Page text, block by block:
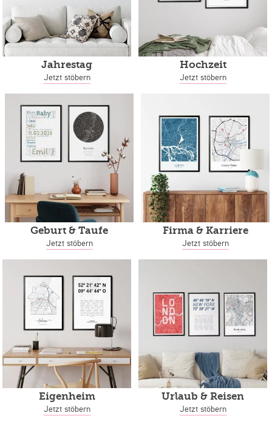
Jahrestag
Jetzt stöbern
Hochzeit
Jetzt stöbern
Geburt & Taufe
Jetzt stöbern
Firma & Karriere
Jetzt stöbern
Eigenheim
Jetzt stöbern
Urlaub & Reisen
Jetzt stöbern